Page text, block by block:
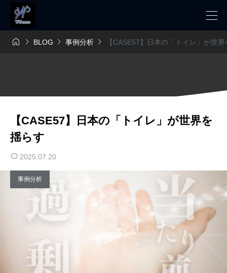
  BLOG  事例分析  【CASE57】日本の「トイレ」が世
【CASE57】日本の「トイレ」が世界を
揺らす
2025.07.20
事例分析